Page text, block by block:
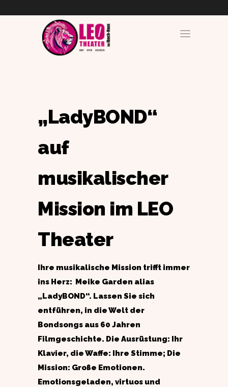
„LadyBOND“
auf
musikalischer
Mission im LEO
Theater
Ihre musikalische Mission trifft immer
ins Herz: Meike Garden alias
„LadyBOND“. Lassen Sie sich
entführen, in die Welt der
Bondsongs aus 60 Jahren
Filmgeschichte. Die Ausrüstung: Ihr
Klavier, die Waffe: Ihre Stimme; Die
Mission: Große Emotionen.
Emotionsgeladen, virtuos und